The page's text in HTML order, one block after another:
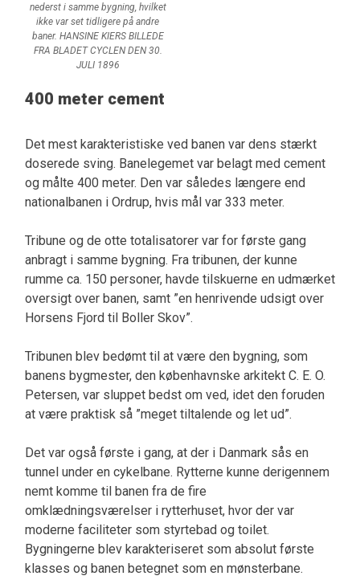
nederst i samme bygning, hvilket
ikke var set tidligere på andre
baner. HANSINE KIERS BILLEDE
FRA BLADET CYCLEN DEN 30.
JULI 1896
400 meter cement
Det mest karakteristiske ved banen var dens stærkt
doserede sving. Banelegemet var belagt med cement
og målte 400 meter. Den var således længere end
nationalbanen i Ordrup, hvis mål var 333 meter.
Tribune og de otte totalisatorer var for første gang
anbragt i samme bygning. Fra tribunen, der kunne
rumme ca. 150 personer, havde tilskuerne en udmærket
oversigt over banen, samt ”en henrivende udsigt over
Horsens Fjord til Boller Skov”.
Tribunen blev bedømt til at være den bygning, som
banens bygmester, den københavnske arkitekt C. E. O.
Petersen, var sluppet bedst om ved, idet den foruden
at være praktisk så ”meget tiltalende og let ud”.
Det var også første i gang, at der i Danmark sås en
tunnel under en cykelbane. Rytterne kunne derigennem
nemt komme til banen fra de fire
omklædningsværelser i rytterhuset, hvor der var
moderne faciliteter som styrtebad og toilet.
Bygningerne blev karakteriseret som absolut første
klasses og banen betegnet som en mønsterbane.